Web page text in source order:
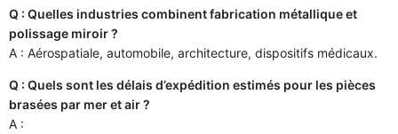
Q : Quelles industries combinent fabrication métallique et
polissage miroir ?
A : Aérospatiale, automobile, architecture, dispositifs médicaux.
Q : Quels sont les délais d’expédition estimés pour les pièces
brasées par mer et air ?
A :